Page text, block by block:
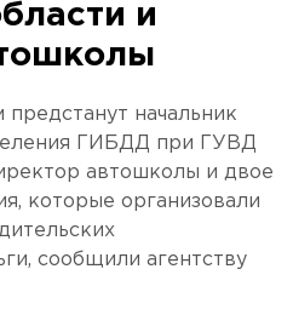
и
начальник
ГИБДД при ГУВД
автошколы и двое
которые организовали
сообщили агентству